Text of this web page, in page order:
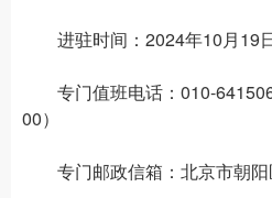
进驻时间：2024年10月19
专门值班电话：010-
00）
专门邮政信箱：北京市朝阳